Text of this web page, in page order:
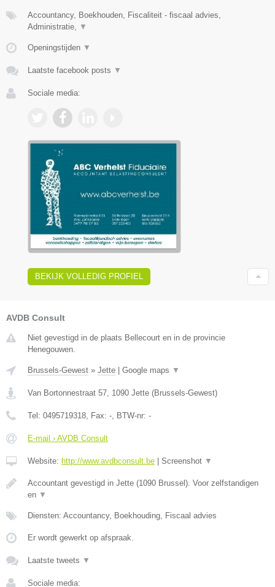
Accountancy, Boekhouden, Fiscaliteit - fiscaal advies,
Administratie, ▼
Openingstijden ▼
Laatste facebook posts ▼
Sociale media:
BEKIJK VOLLEDIG PROFIEL
AVDB Consult
Niet gevestigd in de plaats Bellecourt en in de provincie
Henegouwen.
Brussels-Gewest » Jette | Google maps ▼
Van Bortonnestraat 57 1090 Jette (Brussels-Gewest)
Tel: 0495719318 , Fax: - , BTW-nr: -
E-mail › AVDB Consult
Website: http://www.avdbconsult.be | Screenshot ▼
Accountant gevestigd in Jette (1090 Brussel). Voor zelfstandigen
en ▼
Diensten: Accountancy, Boekhouding, Fiscaal advies
Er wordt gewerkt op afspraak.
Laatste tweets ▼
Sociale media: